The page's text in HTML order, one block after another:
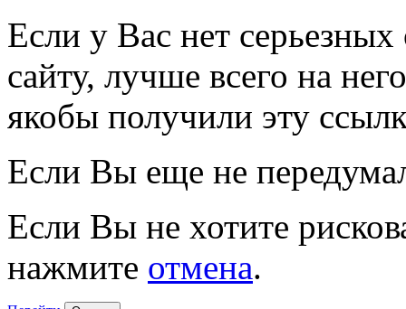
Если у Вас нет
сайту, лучше всего на
якобы получили эту
Если Вы еще не
Если Вы не хотите
нажмите отмена.